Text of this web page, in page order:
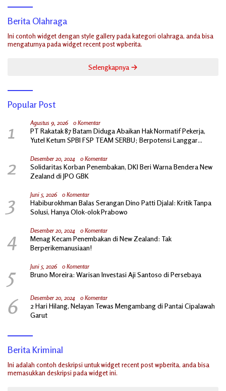
Berita Olahraga
Ini contoh widget dengan style gallery pada kategori olahraga, anda bisa
mengaturnya pada widget recent post wpberita.
Selengkapnya
Popular Post
1 Agustus 9, 2026 0 Komentar
PT Rakatak 87 Batam Diduga Abaikan Hak Normatif Pekerja,
Yutel Ketum SPBI FSP TEAM SERBU; Berpotensi Langgar
2 Desember 20, 2024 0 Komentar
Solidaritas Korban Penembakan, DKI Beri Warna Bendera New
Zealand di JPO GBK
3 Juni 5, 2026 0 Komentar
Habiburokhman Balas Serangan Dino Patti Djalal: Kritik Tanpa
Solusi, Hanya Olok-olok Prabowo
4 Desember 20, 2024 0 Komentar
Menag Kecam Penembakan di New Zealand: Tak
Berperikemanusiaan!
5 Juni 5, 2026 0 Komentar
Bruno Moreira: Warisan Investasi Aji Santoso di Persebaya
6 Desember 20, 2024 0 Komentar
2 Hari Hilang, Nelayan Tewas Mengambang di Pantai Cipalawah
Garut
Berita Kriminal
Ini adalah contoh deskripsi untuk widget recent post wpberita, anda bisa
memasukkan deskripsi pada widget ini.